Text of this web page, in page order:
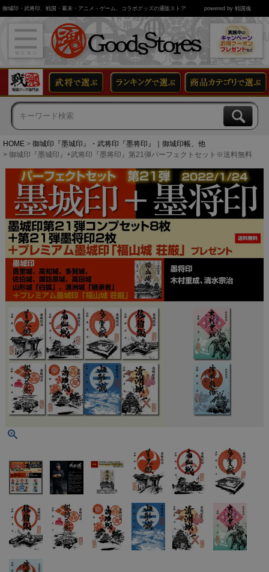
御城印・武将印、戦国・幕末・アニメ・ゲーム、コラボグッズの通販ストア powered by 戦国魂
HOME
御城印『墨城印』・武将印『墨将印』｜御城印帳、他
御城印『墨城印』+武将印『墨将印』第21弾パーフェクトセット※送料無料